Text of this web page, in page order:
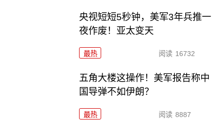
央视短短5秒钟，美军3年兵推一
夜作废！亚太变天
最热 阅读 16732
五角大楼这操作！美军报告称中
国导弹不如伊朗？
最热 阅读 8887